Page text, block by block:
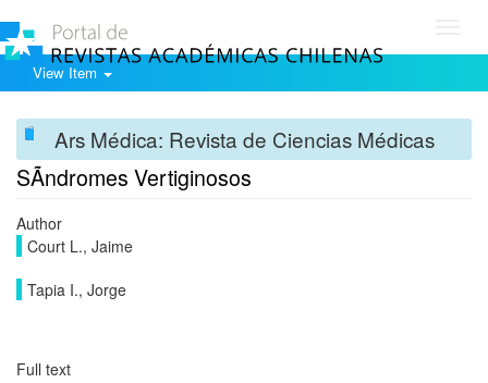
View Item
Ars Médica: Revista de Ciencias Médicas
SÃ­ndromes Vertiginosos
Author
Court L., Jaime
Tapia I., Jorge
Full text